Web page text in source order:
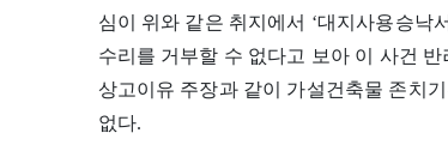
심이 위와 같은 취지에서 ‘대지사용승낙
수리를 거부할 수 없다고 보아 이 사건
상고이유 주장과 같이 가설건축물 존치
없다.